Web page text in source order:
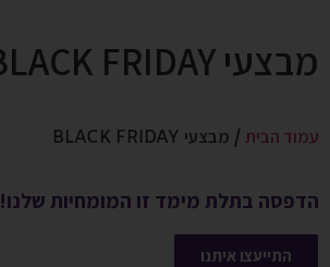
מבצעי BLACK FRIDAY
עמוד הבית / מבצעי BLACK FRIDAY
הדפסה בתלת מימד זו המומחיות שלנו!
התייעצו איתנו